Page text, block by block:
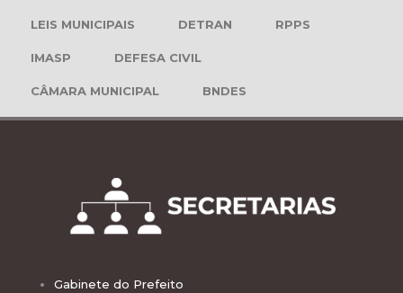
LEIS MUNICIPAIS DETRAN RPPS
IMASP DEFESA CIVIL
CÂMARA MUNICIPAL BNDES
Gabinete do Prefeito